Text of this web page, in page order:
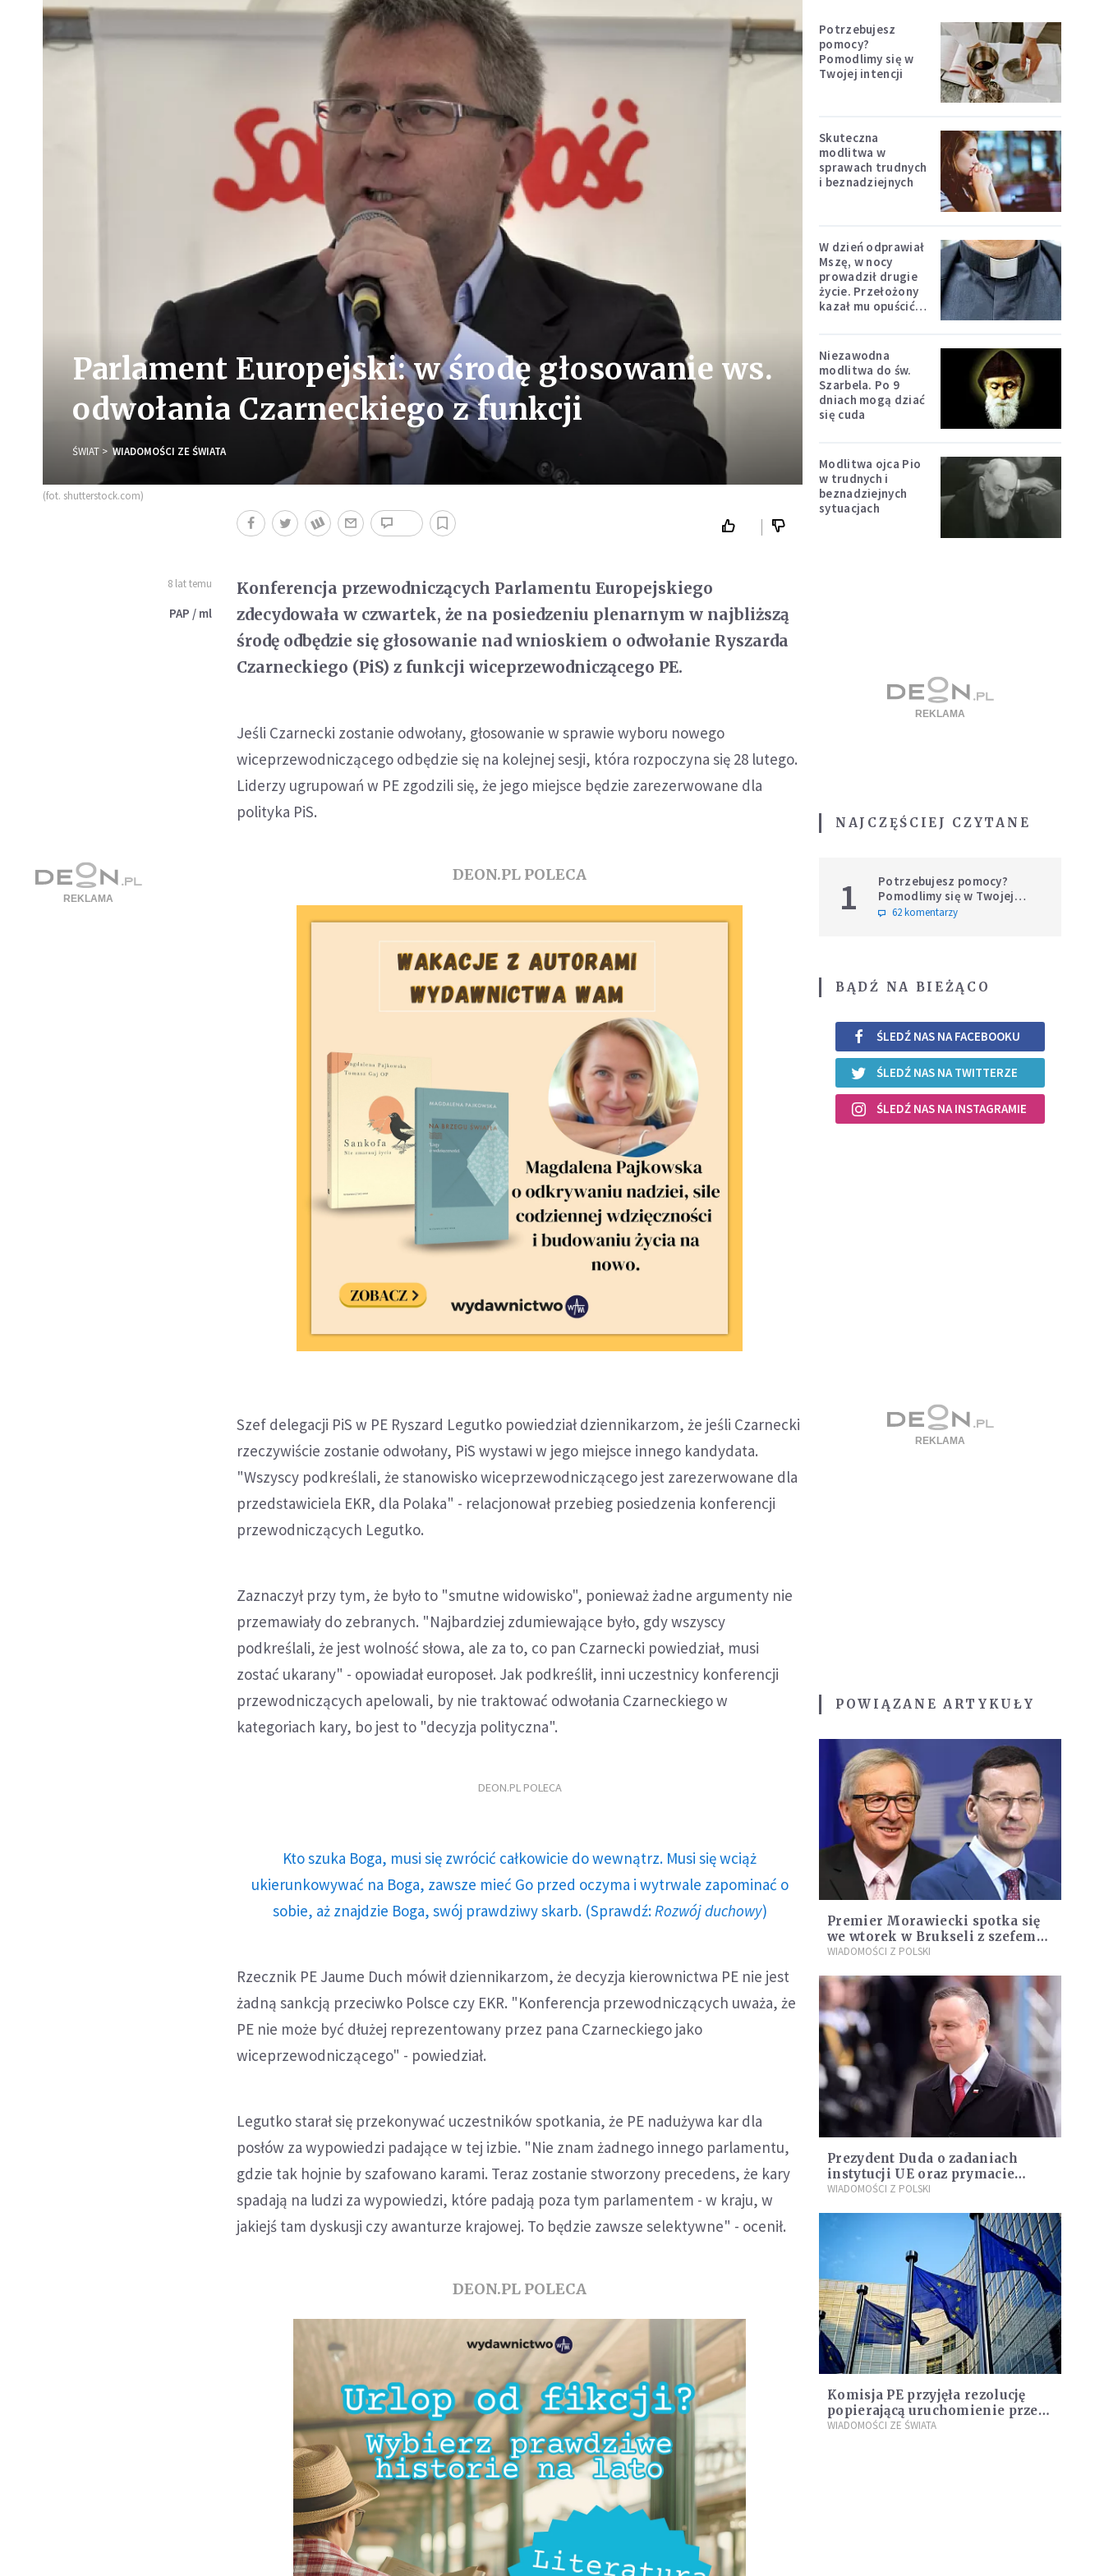
Parlament Europejski: w środę głosowanie ws.
odwołania Czarneckiego z funkcji
ŚWIAT WIADOMOŚCI ZE ŚWIATA
(fot. shutterstock.com)
8 lat temu
PAP / ml
Konferencja przewodniczących Parlamentu Europejskiego
zdecydowała w czwartek, że na posiedzeniu plenarnym w najbliższą
środę odbędzie się głosowanie nad wnioskiem o odwołanie Ryszarda
Czarneckiego (PiS) z funkcji wiceprzewodniczącego PE.
Jeśli Czarnecki zostanie odwołany, głosowanie w sprawie wyboru nowego
wiceprzewodniczącego odbędzie się na kolejnej sesji, która rozpoczyna się 28 lutego.
Liderzy ugrupowań w PE zgodzili się, że jego miejsce będzie zarezerwowane dla
polityka PiS.
DEON.PL POLECA
Szef delegacji PiS w PE Ryszard Legutko powiedział dziennikarzom, że jeśli Czarnecki
rzeczywiście zostanie odwołany, PiS wystawi w jego miejsce innego kandydata.
"Wszyscy podkreślali, że stanowisko wiceprzewodniczącego jest zarezerwowane dla
przedstawiciela EKR, dla Polaka" - relacjonował przebieg posiedzenia konferencji
przewodniczących Legutko.
Zaznaczył przy tym, że było to "smutne widowisko", ponieważ żadne argumenty nie
przemawiały do zebranych. "Najbardziej zdumiewające było, gdy wszyscy
podkreślali, że jest wolność słowa, ale za to, co pan Czarnecki powiedział, musi
zostać ukarany" - opowiadał europoseł. Jak podkreślił, inni uczestnicy konferencji
przewodniczących apelowali, by nie traktować odwołania Czarneckiego w
kategoriach kary, bo jest to "decyzja polityczna".
DEON.PL POLECA
Kto szuka Boga, musi się zwrócić całkowicie do wewnątrz. Musi się wciąż
ukierunkowywać na Boga, zawsze mieć Go przed oczyma i wytrwale zapominać o
sobie, aż znajdzie Boga, swój prawdziwy skarb. (Sprawdź: Rozwój duchowy)
Rzecznik PE Jaume Duch mówił dziennikarzom, że decyzja kierownictwa PE nie jest
żadną sankcją przeciwko Polsce czy EKR. "Konferencja przewodniczących uważa, że
PE nie może być dłużej reprezentowany przez pana Czarneckiego jako
wiceprzewodniczącego" - powiedział.
Legutko starał się przekonywać uczestników spotkania, że PE nadużywa kar dla
posłów za wypowiedzi padające w tej izbie. "Nie znam żadnego innego parlamentu,
gdzie tak hojnie by szafowano karami. Teraz zostanie stworzony precedens, że kary
spadają na ludzi za wypowiedzi, które padają poza tym parlamentem - w kraju, w
jakiejś tam dyskusji czy awanturze krajowej. To będzie zawsze selektywne" - ocenił.
DEON.PL POLECA
Potrzebujesz
pomocy?
Pomodlimy się w
Twojej intencji
Skuteczna
modlitwa w
sprawach trudnych
i beznadziejnych
W dzień odprawiał
Mszę, w nocy
prowadził drugie
życie. Przełożony
kazał mu opuścić
Niezawodna
modlitwa do św.
Szarbela. Po 9
dniach mogą dziać
się cuda
Modlitwa ojca Pio
w trudnych i
beznadziejnych
sytuacjach
NAJCZĘŚCIEJ CZYTANE
1
Potrzebujesz pomocy?
Pomodlimy się w Twojej
intencji
62 komentarzy
BĄDŹ NA BIEŻĄCO
ŚLEDŹ NAS NA FACEBOOKU
ŚLEDŹ NAS NA TWITTERZE
ŚLEDŹ NAS NA INSTAGRAMIE
POWIĄZANE ARTYKUŁY
Premier Morawiecki spotka się
we wtorek w Brukseli z szefem
KE Jean-Claudem Junckerem
WIADOMOŚCI Z POLSKI
Prezydent Duda o zadaniach
instytucji UE oraz prymacie
"woli narodów" w Europie
WIADOMOŚCI Z POLSKI
Komisja PE przyjęła rezolucję
popierającą uruchomienie przez
KE art. 7 wobec Polski
WIADOMOŚCI ZE ŚWIATA